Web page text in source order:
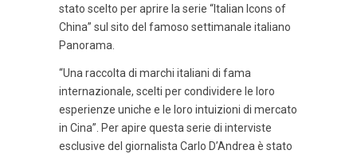
stato scelto per aprire la serie “Italian Icons of
China” sul sito del famoso settimanale italiano
Panorama.
“Una raccolta di marchi italiani di fama
internazionale, scelti per condividere le loro
esperienze uniche e le loro intuizioni di mercato
in Cina”. Per apire questa serie di interviste
esclusive del giornalista Carlo D’Andrea è stato